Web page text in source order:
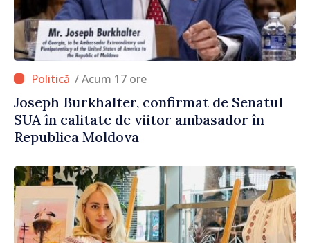
/ Acum 17 ore
Joseph Burkhalter, confirmat de Senatul
SUA în calitate de viitor ambasador în
Republica Moldova